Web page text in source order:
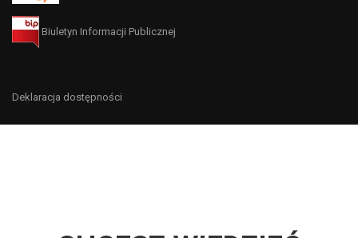
Biuletyn Informacji Publicznej
Deklaracja dostępności